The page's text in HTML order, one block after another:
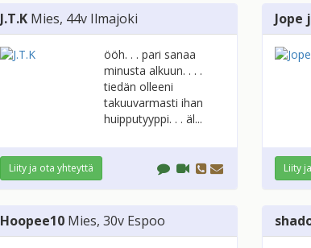
J.T.K Mies, 44v Ilmajoki
ööh. . . pari sanaa
minusta alkuun. . . .
tiedän olleeni
takuuvarmasti ihan
huipputyyppi. . . äl...
Liity ja ota yhteyttä
Jope
Liity
Hoopee10 Mies, 30v Espoo